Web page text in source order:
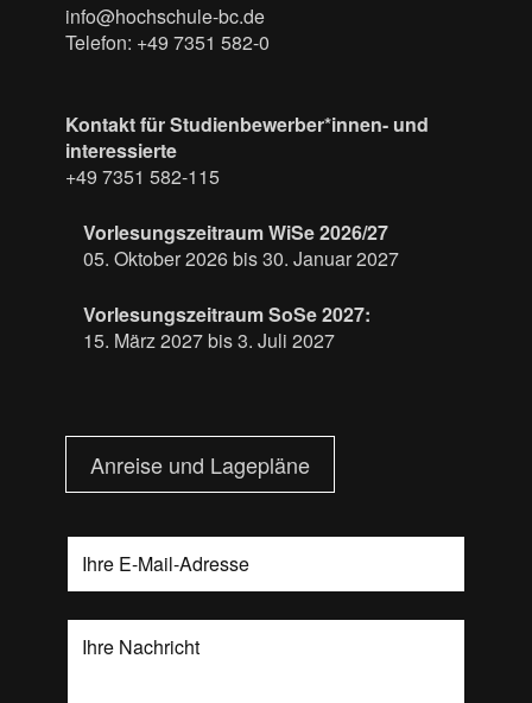
info@hochschule-bc.de
Telefon: +49 7351 582-0
Kontakt für Studienbewerber*innen- und
interessierte
+49 7351 582-115
Vorlesungszeitraum WiSe 2026/27
05. Oktober 2026 bis 30. Januar 2027
Vorlesungszeitraum SoSe 2027:
15. März 2027 bis 3. Juli 2027
Anreise und Lagepläne